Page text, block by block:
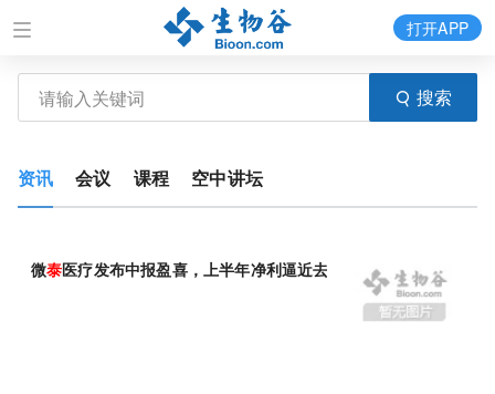
搜索
打开APP
资讯 会议 课程 空中讲坛
微泰医疗发布中报盈喜，上半年净利逼近去年全年